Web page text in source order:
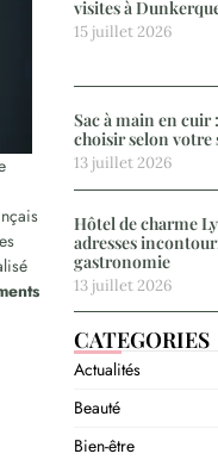
visites à
15 juillet 2026
Sac à main en cuir
choisir selon votre
13 juillet 2026
Hôtel de charme
adresses
gastronomie
13 juillet 2026
CATEGORIES
Actualités
Beauté
Bien-être